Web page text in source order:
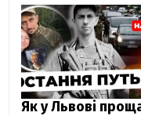
Як у Львові